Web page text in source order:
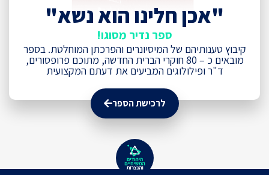
"אכן חלינו הוא נשא"
ספר נדיר מסוגו!
קיבוץ טענותיהם של המיסיונרים והפרכתן המוחלטת. בספר
מובאים כ – 80 חוקרי הברית החדשה, מתוכם פרופסורים,
ד"ר ופילולוגים המביעים את דעתם המקצועית
לרכישת הספר